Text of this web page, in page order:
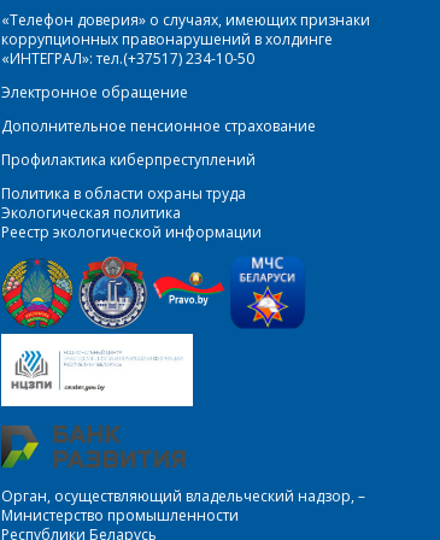
«Телефон доверия» о случаях, имеющих признаки
коррупционных правонарушений в холдинге
«ИНТЕГРАЛ»: тел.(+37517) 234-10-50
Электронное обращение
Дополнительное пенсионное страхование
Профилактика киберпреступлений
Политика в области охраны труда
Экологическая политика
Реестр экологической информации
Орган, осуществляющий владельческий надзор, –
Министерство промышленности
Республики Беларусь